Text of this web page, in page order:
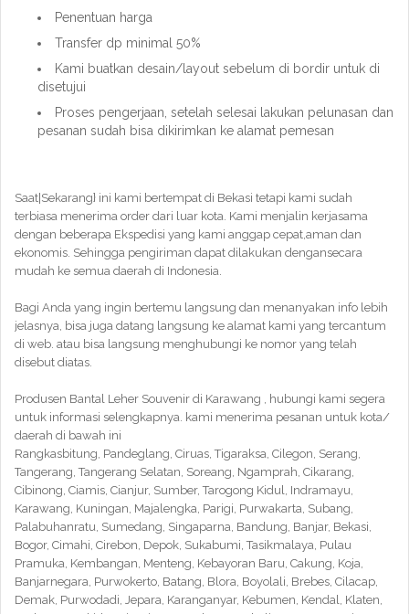
Penentuan harga
Transfer dp minimal 50%
Kami buatkan desain/layout sebelum di bordir untuk di
disetujui
Proses pengerjaan, setelah selesai lakukan pelunasan dan
pesanan sudah bisa dikirimkan ke alamat pemesan
Saat|Sekarang} ini kami bertempat di Bekasi tetapi kami sudah
terbiasa menerima order dari luar kota. Kami menjalin kerjasama
dengan beberapa Ekspedisi yang kami anggap cepat,aman dan
ekonomis. Sehingga pengiriman dapat dilakukan dengansecara
mudah ke semua daerah di Indonesia.
Bagi Anda yang ingin bertemu langsung dan menanyakan info lebih
jelasnya, bisa juga datang langsung ke alamat kami yang tercantum
di web. atau bisa langsung menghubungi ke nomor yang telah
disebut diatas.
Produsen Bantal Leher Souvenir di Karawang , hubungi kami segera
untuk informasi selengkapnya. kami menerima pesanan untuk kota/
daerah di bawah ini
Rangkasbitung, Pandeglang, Ciruas, Tigaraksa, Cilegon, Serang,
Tangerang, Tangerang Selatan, Soreang, Ngamprah, Cikarang,
Cibinong, Ciamis, Cianjur, Sumber, Tarogong Kidul, Indramayu,
Karawang, Kuningan, Majalengka, Parigi, Purwakarta, Subang,
Palabuhanratu, Sumedang, Singaparna, Bandung, Banjar, Bekasi,
Bogor, Cimahi, Cirebon, Depok, Sukabumi, Tasikmalaya, Pulau
Pramuka, Kembangan, Menteng, Kebayoran Baru, Cakung, Koja,
Banjarnegara, Purwokerto, Batang, Blora, Boyolali, Brebes, Cilacap,
Demak, Purwodadi, Jepara, Karanganyar, Kebumen, Kendal, Klaten,